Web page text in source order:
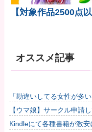
【対象作品2500点
オススメ記事
「勘違いしてる女性が多
す」→共感殺到で拡散 や
【ウマ娘】サークル申請
すぎて草ｗｗｗ「このま
Kindleにて各種書籍が激